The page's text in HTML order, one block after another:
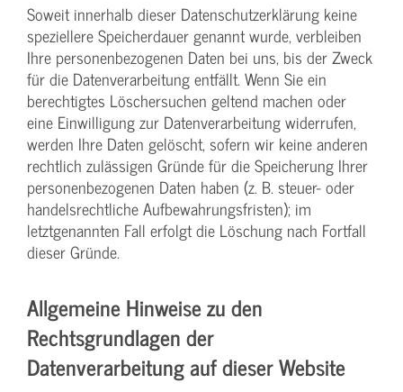
Soweit innerhalb dieser Datenschutzerklärung keine
speziellere Speicherdauer genannt wurde, verbleiben
Ihre personenbezogenen Daten bei uns, bis der Zweck
für die Datenverarbeitung entfällt. Wenn Sie ein
berechtigtes Löschersuchen geltend machen oder
eine Einwilligung zur Datenverarbeitung widerrufen,
werden Ihre Daten gelöscht, sofern wir keine anderen
rechtlich zulässigen Gründe für die Speicherung Ihrer
personenbezogenen Daten haben (z. B. steuer- oder
handelsrechtliche Aufbewahrungsfristen); im
letztgenannten Fall erfolgt die Löschung nach Fortfall
dieser Gründe.
Allgemeine Hinweise zu den
Rechtsgrundlagen der
Datenverarbeitung auf dieser Website